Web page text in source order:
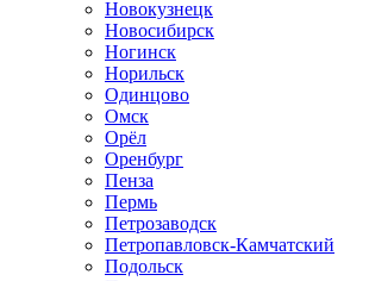
Новокузнецк
Новосибирск
Ногинск
Норильск
Одинцово
Омск
Орёл
Оренбург
Пенза
Пермь
Петрозаводск
Петропавловск-Камчатский
Подольск